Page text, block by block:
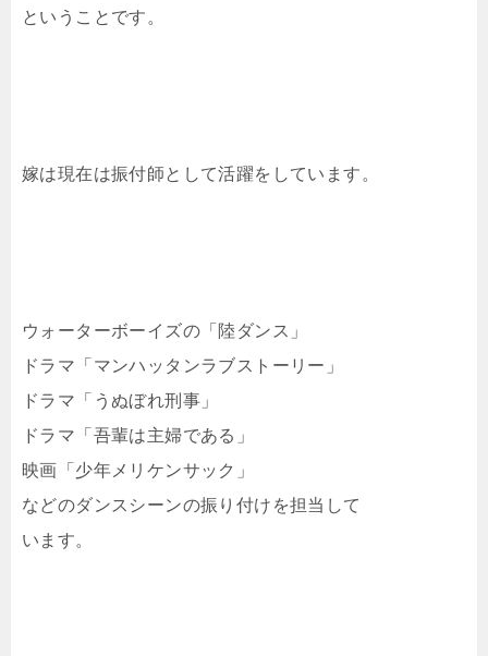
ということです。
嫁は現在は振付師として活躍をしています。
ウォーターボーイズの「陸ダンス」
ドラマ「マンハッタンラブストーリー」
ドラマ「うぬぼれ刑事」
ドラマ「吾輩は主婦である」
映画「少年メリケンサック」
などのダンスシーンの振り付けを担当して
います。